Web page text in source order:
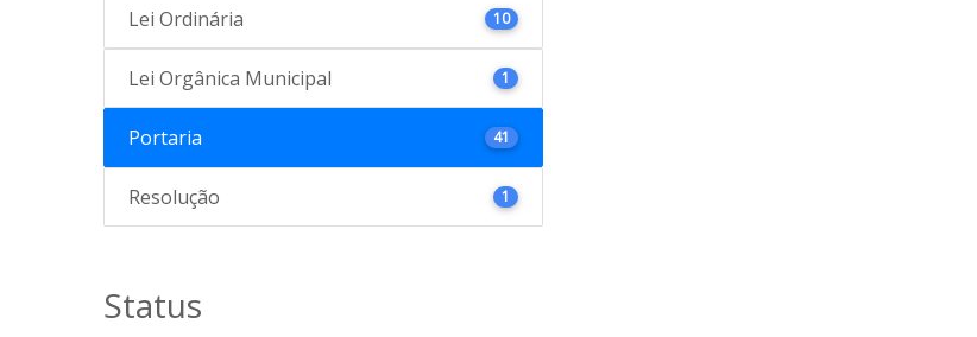
Lei Ordinária 10
Lei Orgânica Municipal 1
Portaria 41
Resolução 1
Status